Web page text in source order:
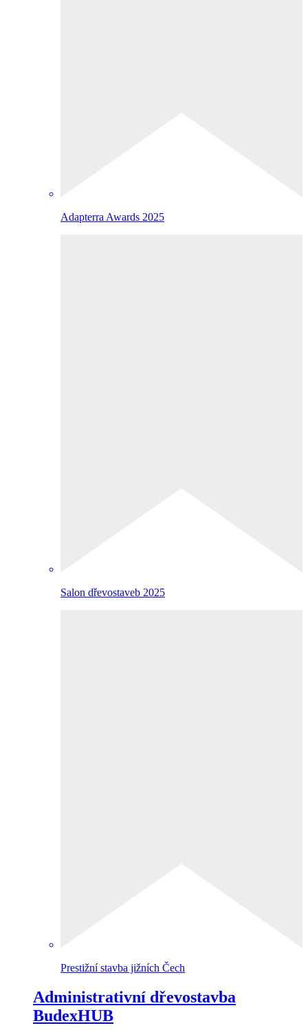
Adapterra Awards 2025
Salon dřevostaveb 2025
Prestižní stavba jižních Čech
Administrativní dřevostavba
BudexHUB